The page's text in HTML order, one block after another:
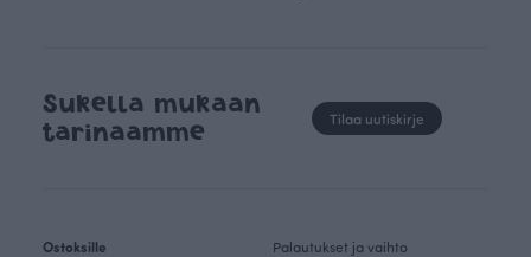
Sukella mukaan
tarinaamme
Tilaa uutiskirje
Ostoksille
Palautukset ja vaihto